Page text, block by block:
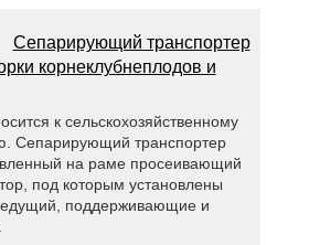
Сепарирующий транспортер
корнеклубнеплодов и
к сельскохозяйственному
Сепарирующий транспортер
на раме просеивающий
под которым установлены
поддерживающие и